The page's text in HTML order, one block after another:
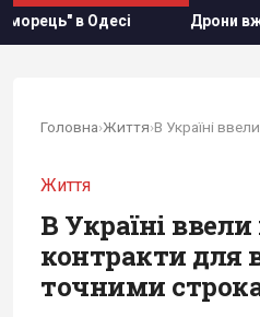
вже пів доби атакують
Головна›Життя›
Життя
В Україні ввели
контракти для
точними